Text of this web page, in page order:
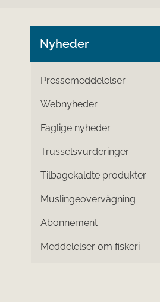
Nyheder
Pressemeddelelser
Webnyheder
Faglige nyheder
Trusselsvurderinger
Tilbagekaldte produkter
Muslingeovervågning
Abonnement
Meddelelser om fiskeri